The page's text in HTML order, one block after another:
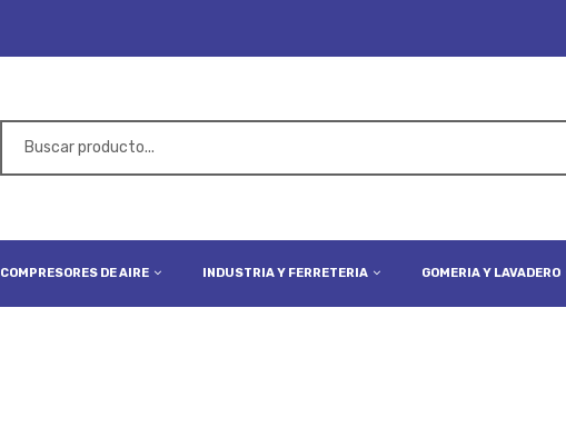
COMPRESORES DE AIRE INDUSTRIA Y FERRETERIA GOMERIA Y LAVADERO